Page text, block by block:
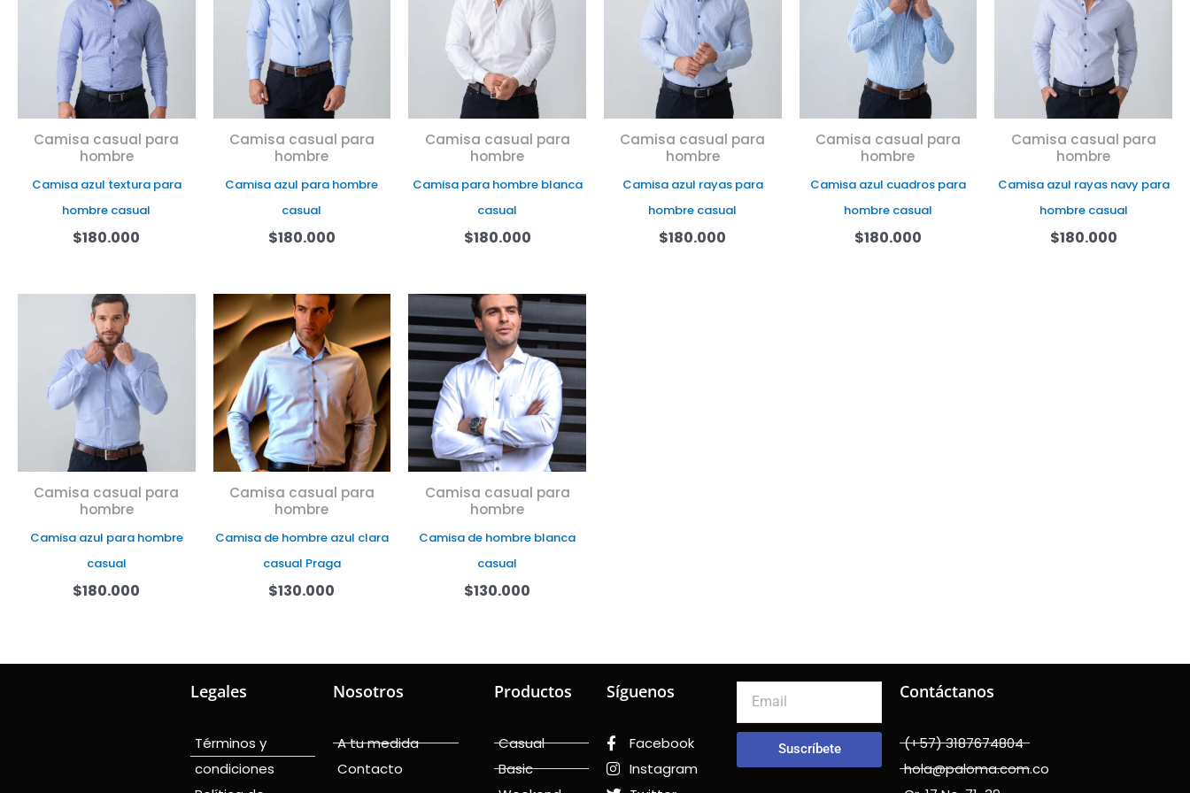
37 38 39 42 43 44 M S XL
Camisa casual para
hombre
Camisa azul textura para
hombre casual
$180.000
Camisa casual para
hombre
Camisa azul para hombre
casual
$180.000
Camisa casual para
hombre
Camisa para hombre blanca
casual
$180.000
Camisa casual para
hombre
Camisa azul rayas para
hombre casual
$180.000
Camisa casual para
hombre
Camisa azul cuadros para
hombre casual
$180.000
Camisa casual para
hombre
Camisa azul rayas navy para
hombre casual
$180.000
Camisa casual para
hombre
Camisa azul para hombre
casual
$180.000
Camisa casual para
hombre
Camisa de hombre azul clara
casual Praga
$130.000
Camisa casual para
hombre
Camisa de hombre blanca
casual
$130.000
Legales
Términos y
condiciones
Nosotros
A tu medida
Contacto
Productos
Casual
Basic
Síguenos
Facebook
Instagram
Email
Suscríbete
Contáctanos
(+57) 3187674804
hola@paloma.com.co